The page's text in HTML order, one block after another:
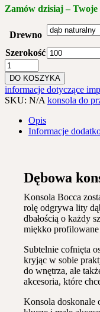
Zamów dzisiaj – Twoje
Drewno
Szerokość
Ilość
Konsola
Bocca
DO KOSZYKA
informacje dotyczące
SKU: N/A konsola do
Opis
Informacje
Dębowa
Konsola Bocca
rolę odgrywa lity
dbałością o każdy
miękko profilowane
Subtelnie cofnięta
kryjąc w sobie
do wnętrza, ale
akcesoria, które
Konsola doskonale